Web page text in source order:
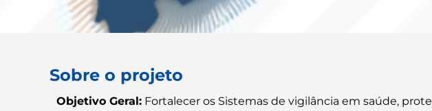
Sobre o projeto
Objetivo Geral: Fortalecer os Sistemas de vigilância em saúde,